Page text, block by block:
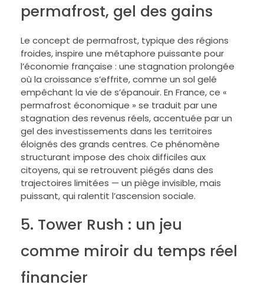
permafrost, gel des gains
Le concept de permafrost, typique des régions
froides, inspire une métaphore puissante pour
l’économie française : une stagnation prolongée
où la croissance s’effrite, comme un sol gelé
empêchant la vie de s’épanouir. En France, ce «
permafrost économique » se traduit par une
stagnation des revenus réels, accentuée par un
gel des investissements dans les territoires
éloignés des grands centres. Ce phénomène
structurant impose des choix difficiles aux
citoyens, qui se retrouvent piégés dans des
trajectoires limitées — un piège invisible, mais
puissant, qui ralentit l’ascension sociale.
5. Tower Rush : un jeu
comme miroir du temps réel
financier